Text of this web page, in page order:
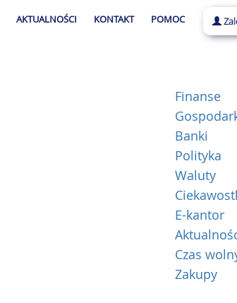
AKTUALNOŚCI KONTAKT POMOC
Finanse
Banki
Polityka
Waluty
E-kantor
Czas
Zakupy